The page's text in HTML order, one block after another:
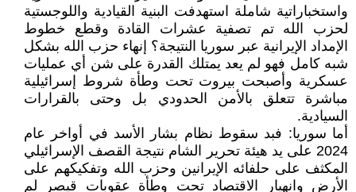
واستخباراتية شاملة استهدفت البنية القيادية واللوجستية
لحزب الله تم تصفية عشرات القادة وقطع خطوط
الإمداد الإيرانية عبر سوريا النتيجة؟ إنهاء حزب الله بشكل
شبه كامل فهو لم يعد يمتلك القدرة على شن أي عمليات
عسكرية وأصبحت بيروت تحت وطأة شروط إسرائيلية
مباشرة تتعلق بالأمن الحدودي بل وحتى بالقرارات
السيادية.
أما سوريا: فبد سقوط نظام بشار الأسد في أواخر عام
2024 على يد هيئة تحرير الشام نتيجة القصف الإسرائيلي
المكثف على حلفائه الإيرانين وحزب الله وتفكيكهم على
الأرض وانهيار الاقتصاد تحت وطأة عقوبات قيصر لم